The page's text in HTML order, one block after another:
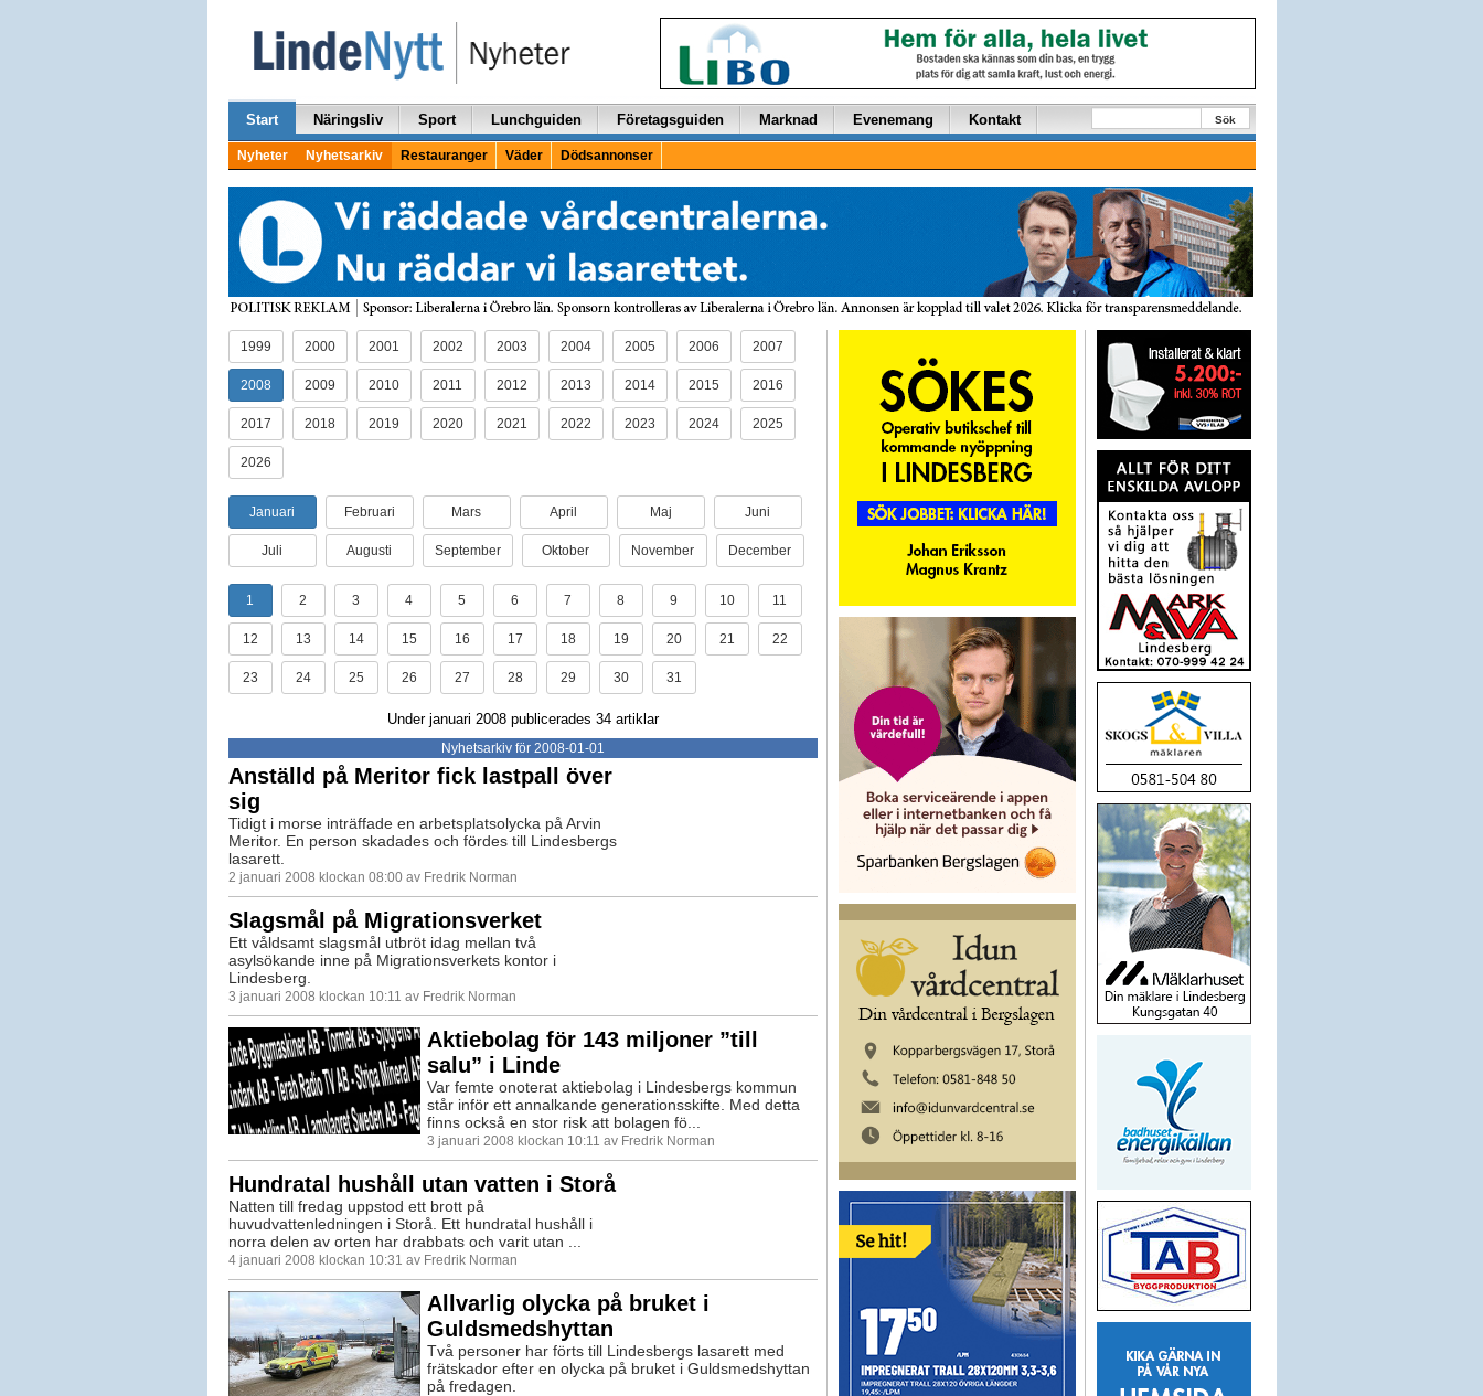
Start Näringsliv Sport Lunchguiden Företagsguiden Marknad Evenemang Kontakt Sök
Nyheter Nyhetsarkiv Restauranger Väder Dödsannonser
1999 2000 2001 2002 2003 2004 2005 2006 2007
2008 2009 2010 2011 2012 2013 2014 2015 2016
2017 2018 2019 2020 2021 2022 2023 2024 2025
2026
Januari Februari Mars April Maj Juni
Juli Augusti September Oktober November December
1 2 3 4 5 6 7 8 9 10 11
12 13 14 15 16 17 18 19 20 21 22
23 24 25 26 27 28 29 30 31
Under januari 2008 publicerades 34 artiklar
Nyhetsarkiv för 2008-01-01
Anställd på Meritor fick lastpall över
sig
Tidigt i morse inträffade en arbetsplatsolycka på Arvin
Meritor. En person skadades och fördes till Lindesbergs
lasarett.
2 januari 2008 klockan 08:00 av Fredrik Norman
Slagsmål på Migrationsverket
Ett våldsamt slagsmål utbröt idag mellan två
asylsökande inne på Migrationsverkets kontor i
Lindesberg.
3 januari 2008 klockan 10:11 av Fredrik Norman
Aktiebolag för 143 miljoner ”till
salu” i Linde
Var femte onoterat aktiebolag i Lindesbergs kommun
står inför ett annalkande generationsskifte. Med detta
finns också en stor risk att bolagen fö...
3 januari 2008 klockan 10:11 av Fredrik Norman
Hundratal hushåll utan vatten i Storå
Natten till fredag uppstod ett brott på
huvudvattenledningen i Storå. Ett hundratal hushåll i
norra delen av orten har drabbats och varit utan ...
4 januari 2008 klockan 10:31 av Fredrik Norman
Allvarlig olycka på bruket i
Guldsmedshyttan
Två personer har förts till Lindesbergs lasarett med
frätskador efter en olycka på bruket i Guldsmedshyttan
på fredagen.